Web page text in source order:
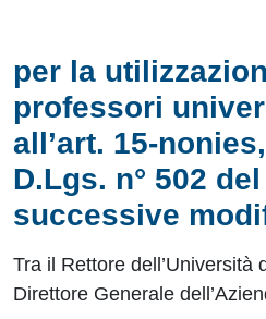
per la
professori
all’art. 15-
D.Lgs. n° 502
successive
Tra il Rettore dell’Università
Direttore Generale